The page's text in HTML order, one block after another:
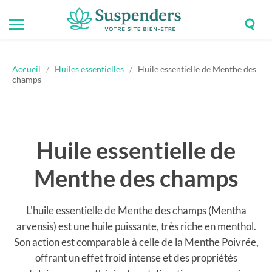
Suspenders
Toggle
mobile
Accueil / Huiles essentielles / Huile essentielle de Menthe des
champs
Huile essentielle de
Menthe des champs
L'huile essentielle de Menthe des champs (Mentha
arvensis) est une huile puissante, très riche en menthol.
Son action est comparable à celle de la Menthe Poivrée,
offrant un effet froid intense et des propriétés